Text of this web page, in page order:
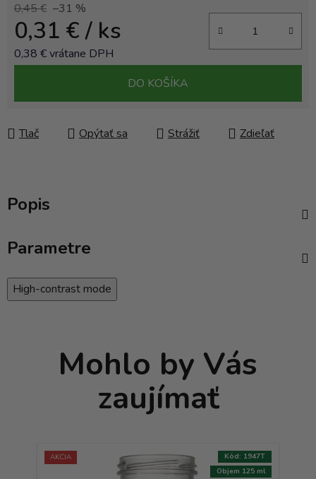
0,45 € –31 %
0,31 €/ ks
0,38 € vrátane DPH
DO KOŠÍKA
Tlač Opýtať sa Strážiť Zdieľať
Popis
Parametre
High-contrast mode
Mohlo by Vás
zaujímať
AKCIA
Objem 125 ml
Kód: 1947T